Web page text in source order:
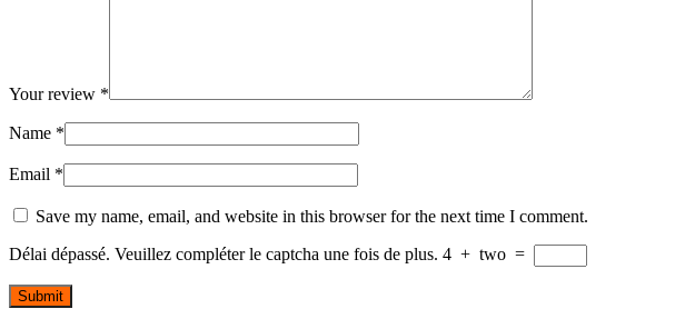
Your review *
Name *
Email *
Save my name, email, and website in this browser for the next time I comment.
Délai dépassé. Veuillez compléter le captcha une fois de plus. 4 + two =